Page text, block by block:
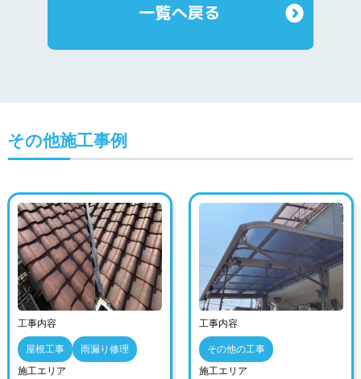
その他施工事例
工事内容
屋根工事
雨漏り修理
施工エリア
工事内容
その他の工事
施工エリア